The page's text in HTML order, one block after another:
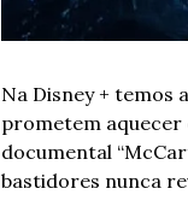
Na Disney + temos
prometem aquecer
documental
bastidores nunca